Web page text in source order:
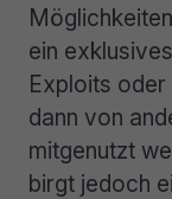
ein
Exploits
dann von
mitgenutzt
birgt jedoch